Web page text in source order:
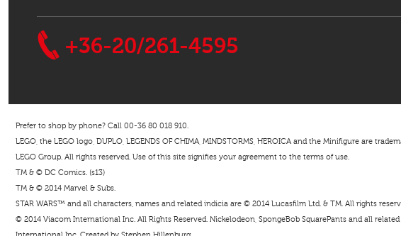
+36-20/261-4595
Prefer to shop by phone? Call 00-36 80 018 910.
LEGO, the LEGO logo, DUPLO, LEGENDS OF CHIMA, MINDSTORMS, HEROICA and the Minifigure are
LEGO Group. All rights reserved. Use of this site signifies your agreement to the terms of use.
TM & © DC Comics. (s13)
TM & © 2014 Marvel & Subs.
STAR WARS™ and all characters, names and related indicia are © 2014 Lucasfilm Ltd. & TM. All rights
© 2014 Viacom International Inc. All Rights Reserved. Nickelodeon, SpongeBob SquarePants and all